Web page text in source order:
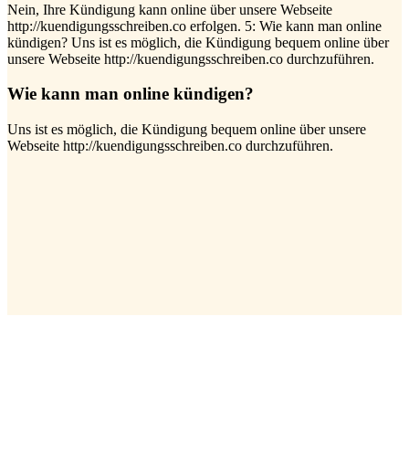
Nein, Ihre Kündigung kann online über unsere Webseite
http://kuendigungsschreiben.co erfolgen. 5: Wie kann man online
kündigen? Uns ist es möglich, die Kündigung bequem online über
unsere Webseite http://kuendigungsschreiben.co durchzuführen.
Wie kann man online kündigen?
Uns ist es möglich, die Kündigung bequem online über unsere
Webseite http://kuendigungsschreiben.co durchzuführen.